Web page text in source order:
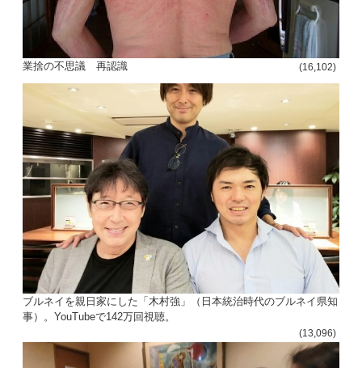
業捨の不思議 再認識 (16,102)
ブルネイを親日家にした「木村強」（日本統治時代のブルネイ県知
事）。YouTubeで142万回視聴。
(13,096)